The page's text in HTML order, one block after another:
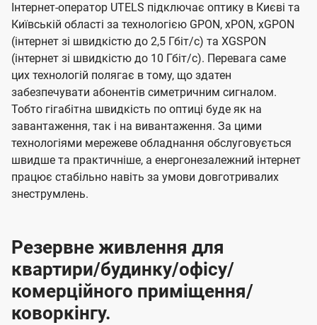
Інтернет-оператор UTELS підключає оптику в Києві та
Київській області за технологією GPON, xPON, xGPON
(інтернет зі швидкістю до 2,5 Гбіт/с) та XGSPON
(інтернет зі швидкістю до 10 Гбіт/с). Перевага саме
цих технологій полягає в тому, що здатен
забезпечувати абонентів симетричним сигналом.
Тобто гігабітна швидкість по оптиці буде як на
завантаження, так і на вивантаження. За цими
технологіями мережеве обладнання обслуговується
швидше та практичніше, а енергонезалежний інтернет
працює стабільно навіть за умови довготривалих
знеструмлень.
Резервне живлення для
квартири/будинку/офісу/
комерційного приміщення/
коворкінгу.